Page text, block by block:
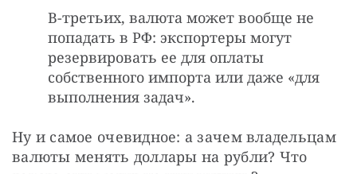
В-третьих, валюта может вообще не
попадать в РФ: экспортеры могут
резервировать ее для оплаты
собственного импорта или даже «для
выполнения задач».
Ну и самое очевидное: а зачем владельцам
валюты менять доллары на рубли? Что